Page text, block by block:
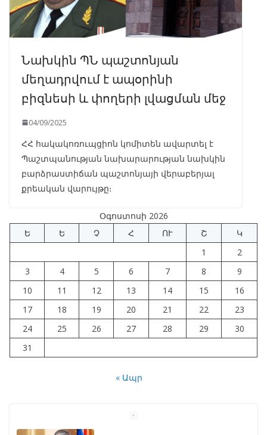
Նախկին ՊՆ պաշտոնյան
մեղադրվում է ապօրինի
բիզնեսի և փողերի լվացման մեջ
04/09/2025
ՀՀ հակակոռուպցիոն կոմիտեն ավարտել է
Պաշտպանության նախարարության նախկին
բարձրաստիճան պաշտոնյայի վերաբերյալ
քրեական վարույթը։
Օգոստոսի 2026
Ե
Ե Չ Հ ՈՒ Շ
Կ
1
2
3
4 5 6 7 8
9
10
11 12 13 14 15
16
17
18 19 20 21 22
23
24
25 26 27 28 29
30
31
« Ապր